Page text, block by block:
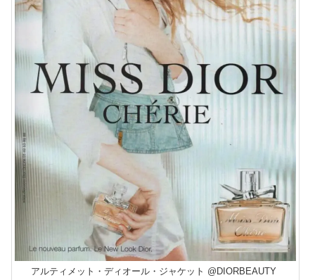
アルティメット・ディオール・ジャケット @DIORBEAUTY